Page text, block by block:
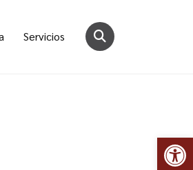
Servicios